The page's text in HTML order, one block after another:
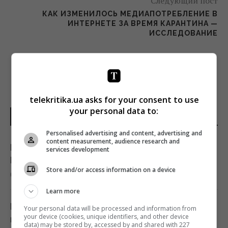
КАК ИЗМЕНИЛОСЬ МЕДИАПОТРЕБЛЕНИЕ В
ИНТЕРНЕТЕ ЗА ВРЕМЯ КАРАНТИНА —
ИССЛЕДОВАНИЕ
НОВОСТИ УКРАИНЫ
Россия нашла слабое место украинской
ПВО, не оставляя шанса на реакцию, - CNN
08:30 суббота, 08 августа 2026
Россияне в очередной раз атаковали Киев:
возникли масштабные пожары, есть
telekritika.ua asks for your consent to use
your personal data to:
Personalised advertising and content, advertising and
content measurement, audience research and
services development
Store and/or access information on a device
Learn more
Your personal data will be processed and information from
your device (cookies, unique identifiers, and other device
data) may be stored by, accessed by and shared with 227